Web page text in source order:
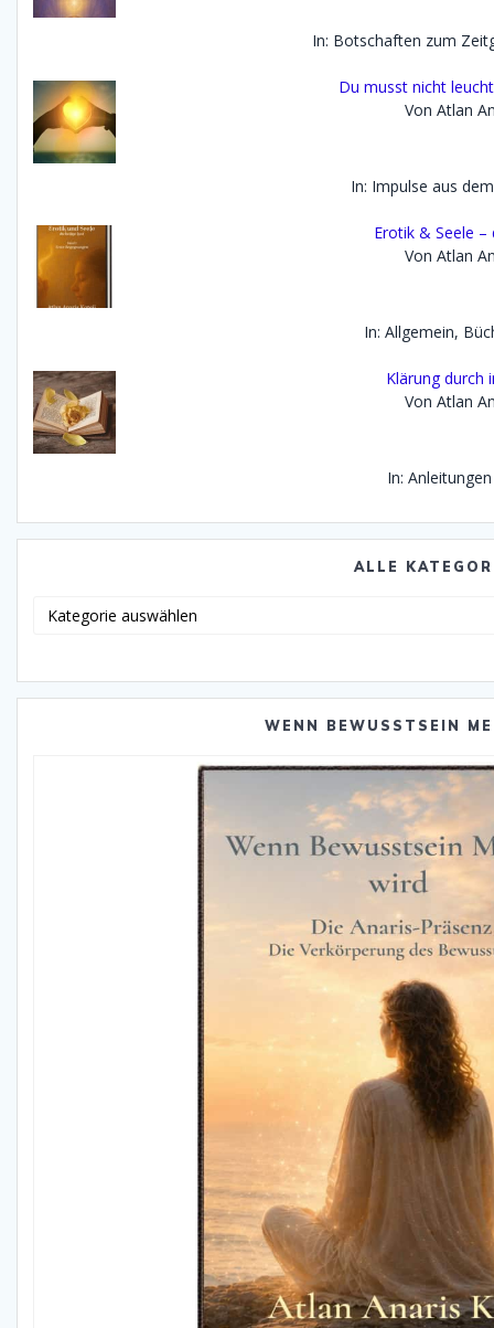
In: Botschaften zum
Du musst nicht
Von Atlan
In: Impulse aus
Erotik & Seele
Von Atlan
In: Allgemein,
Klärung durch
Von Atlan
In: Anleitungen
ALLE
WENN BEWUSSTSEIN